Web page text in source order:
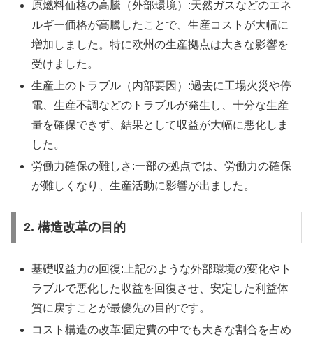
原燃料価格の高騰（外部環境）:天然ガスなどのエネ
ルギー価格が高騰したことで、生産コストが大幅に
増加しました。特に欧州の生産拠点は大きな影響を
受けました。
生産上のトラブル（内部要因）:過去に工場火災や停
電、生産不調などのトラブルが発生し、十分な生産
量を確保できず、結果として収益が大幅に悪化しま
した。
労働力確保の難しさ:一部の拠点では、労働力の確保
が難しくなり、生産活動に影響が出ました。
2. 構造改革の目的
基礎収益力の回復:上記のような外部環境の変化やト
ラブルで悪化した収益を回復させ、安定した利益体
質に戻すことが最優先の目的です。
コスト構造の改革:固定費の中でも大きな割合を占め